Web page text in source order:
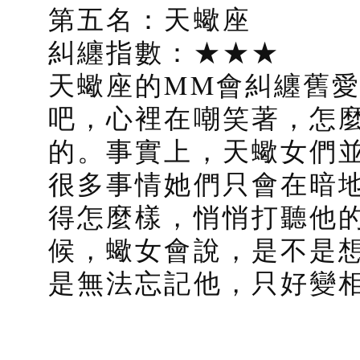
第五名：天蠍座
糾纏指數：★★★
天蠍座的MM會糾纏舊
吧，心裡在嘲笑著，怎
的。事實上，天蠍女們
很多事情她們只會在暗
得怎麼樣，悄悄打聽他
候，蠍女會說，是不是
是無法忘記他，只好變